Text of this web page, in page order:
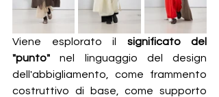
Viene esplorato il significato del
"punto" nel linguaggio del design
dell'abbigliamento, come frammento
costruttivo di base, come supporto